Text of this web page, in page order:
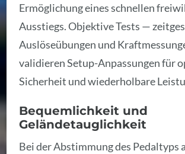
Ermöglichung eines schnellen
Ausstiegs. Objektive Tests —
Auslöseübungen und
validieren Setup-Anpassungen für
Sicherheit und wiederholbare
Bequemlichkeit und
Geländetauglichkeit
Bei der Abstimmung des Pedaltyps